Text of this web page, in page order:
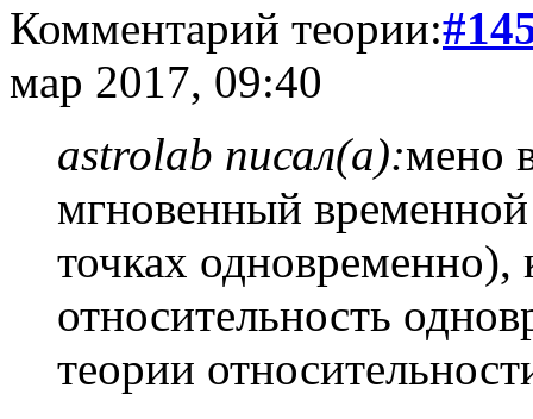
Комментарий теории:
мар 2017, 09:40
astrolab писал(а):мено
мгновенный временной
точках одновременно),
относительность
теории